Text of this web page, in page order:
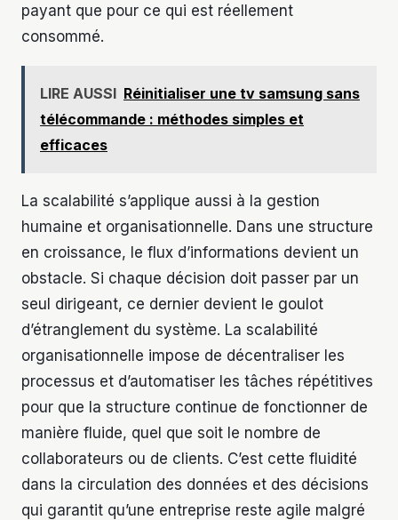
payant que pour ce qui est réellement
consommé.
LIRE AUSSI Réinitialiser une tv samsung sans
télécommande : méthodes simples et
efficaces
La scalabilité s’applique aussi à la gestion
humaine et organisationnelle. Dans une structure
en croissance, le flux d’informations devient un
obstacle. Si chaque décision doit passer par un
seul dirigeant, ce dernier devient le goulot
d’étranglement du système. La scalabilité
organisationnelle impose de décentraliser les
processus et d’automatiser les tâches répétitives
pour que la structure continue de fonctionner de
manière fluide, quel que soit le nombre de
collaborateurs ou de clients. C’est cette fluidité
dans la circulation des données et des décisions
qui garantit qu’une entreprise reste agile malgré